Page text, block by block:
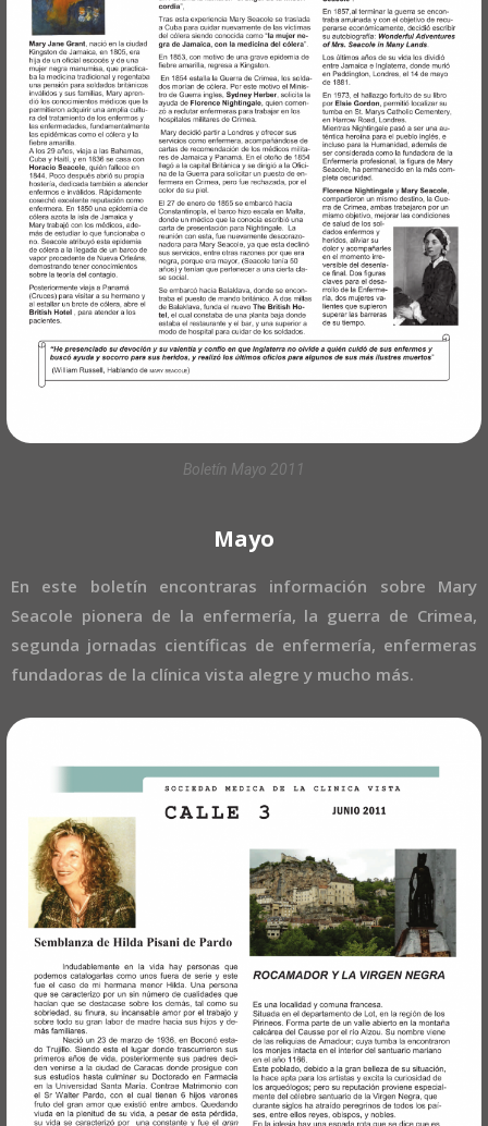
Boletín Mayo 2011
Mayo
En este boletín encontraras información sobre Mary
Seacole pionera de la enfermería, la guerra de Crimea,
segunda jornadas científicas de enfermería, enfermeras
fundadoras de la clínica vista alegre y mucho más.